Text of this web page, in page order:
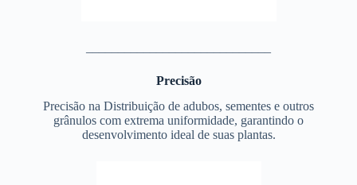
Precisão
Precisão na Distribuição de adubos, sementes e outros
grânulos com extrema uniformidade, garantindo o
desenvolvimento ideal de suas plantas.